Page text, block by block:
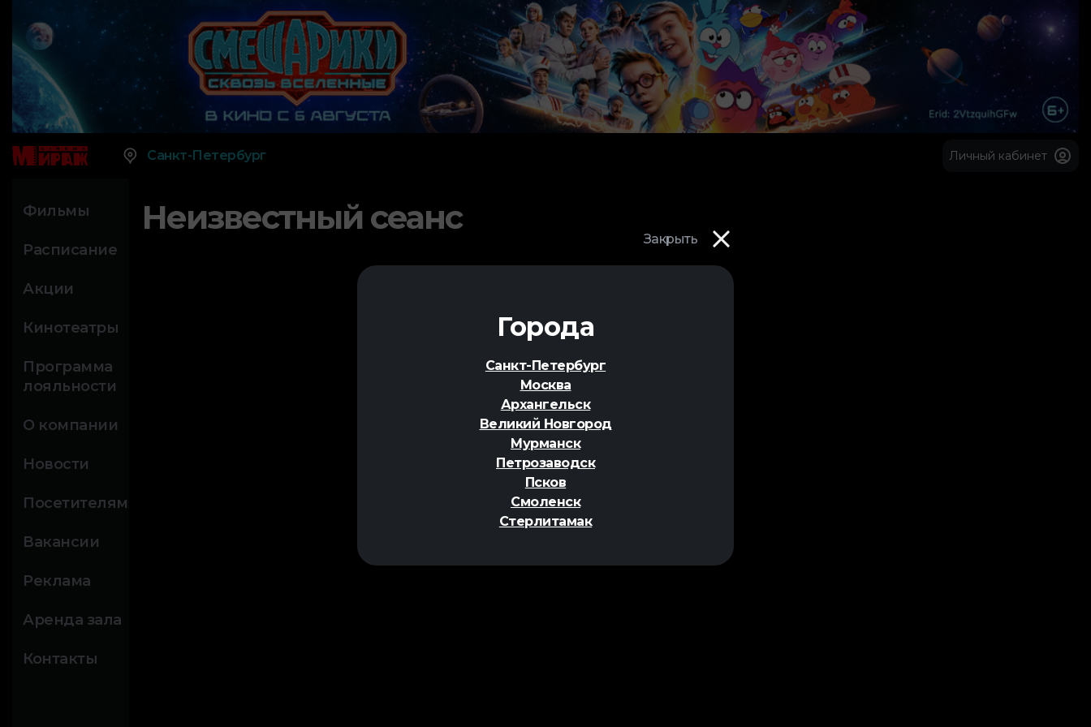
Закрыть
Города
Санкт-Петербург
Москва
Архангельск
Великий Новгород
Мурманск
Петрозаводск
Псков
Смоленск
Стерлитамак
Санкт-Петербург Личный кабинет
Фильмы
Расписание
Акции
Кинотеатры
Программа
лояльности
О компании
Новости
Посетителям
Вакансии
Реклама
Аренда зала
Контакты
Неизвестный сеанс